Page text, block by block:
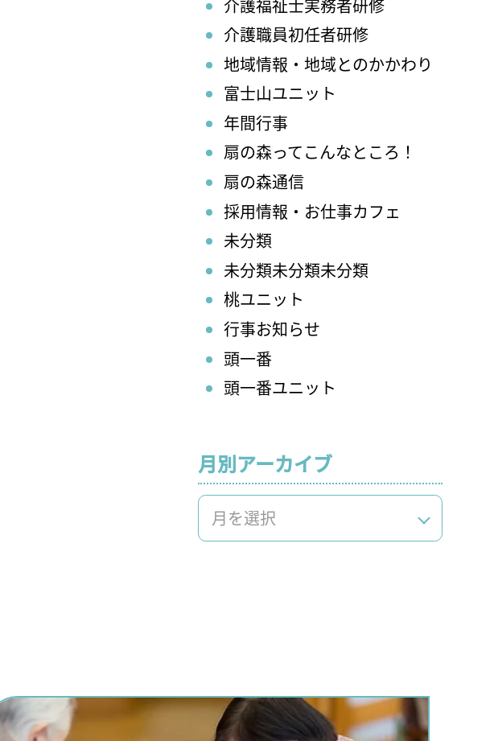
介護福祉士実務者研修
介護職員初任者研修
地域情報・地域とのかかわり
富士山ユニット
年間行事
扇の森ってこんなところ！
扇の森通信
採用情報・お仕事カフェ
未分類
未分類未分類未分類
桃ユニット
行事お知らせ
頭一番
頭一番ユニット
月別アーカイブ